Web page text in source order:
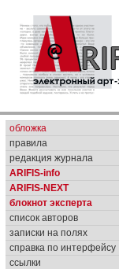
обложка
правила
редакция журнала
ARIFIS-info
ARIFIS-NEXT
блокнот эксперта
список авторов
записки на полях
справка по интерфейсу
ссылки